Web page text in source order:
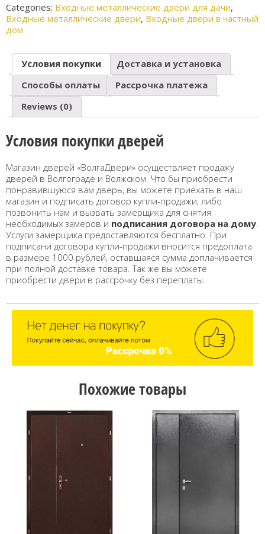
Categories: Входные металлические двери для дачи,
Входные металлические двери, Входные двери в частный
дом
Условия покупки
Доставка и установка
Способы оплаты
Рассрочка платежа
Reviews (0)
Условия покупки дверей
Магазин дверей «ВолгаДвери» осуществляет продажу
дверей в Волгограде и Волжском. Что бы приобрести
понравившуюся вам дверь, вы можете приехать в наш
магазин и подписать договор купли-продажи, либо
позвонить нам и вызвать замерщика для снятия
необходимых замеров и подписания договора на дому
Услуги замерщика предоставляются бесплатно. При
подписани договора купли-продажи вносится предоплата
в размере 1000 рублей, оставшаяся сумма доплачивается
при полной доставке товара. Так же вы можете
приобрести двери в рассрочку без переплаты.
Похожие товары